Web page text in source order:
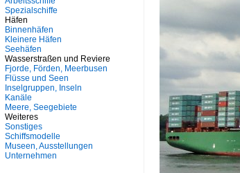
Spezialschiffe
Häfen
Binnenhäfen
Kleinere Häfen
Seehäfen
Wasserstraßen und Reviere
Fjorde, Förden, Meerbusen
Flüsse und Seen
Inselgruppen, Inseln
Kanäle
Meere, Seegebiete
Weiteres
Sonstiges
Schiffsmodelle
Museen, Ausstellungen
Unternehmen